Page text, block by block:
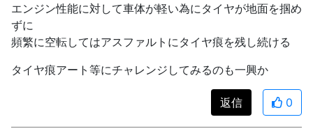
エンジン性能に対して車体が軽い為にタイヤが地面を掴め
ずに
頻繁に空転してはアスファルトにタイヤ痕を残し続ける
タイヤ痕アート等にチャレンジしてみるのも一興か
返信 0